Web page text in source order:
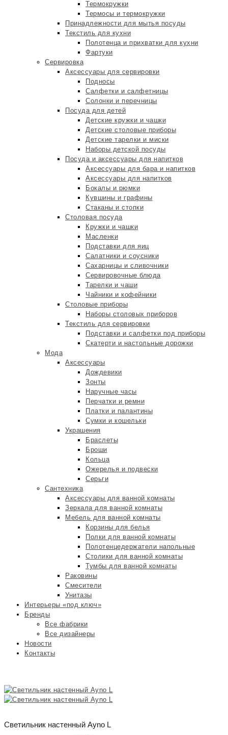
Термокружки
Термосы и термокружки
Принадлежности для мытья посуды
Текстиль для кухни
Полотенца и прихватки для кухни
Фартуки
Сервировка
Аксессуары для сервировки
Подносы
Салфетки и салфетницы
Солонки и перечницы
Посуда для детей
Детские кружки и чашки
Детские столовые приборы
Детские тарелки и миски
Наборы детской посуды
Посуда и аксессуары для напитков
Аксессуары для бара и напитков
Аксессуары для напитков
Бокалы и рюмки
Кувшины и графины
Стаканы и стопки
Столовая посуда
Кружки и чашки
Масленки
Подставки для яиц
Салатники и соусники
Сахарницы и сливочники
Сервировочные блюда
Тарелки и чаши
Чайники и кофейники
Столовые приборы
Наборы столовых приборов
Текстиль для сервировки
Подставки и салфетки под приборы
Скатерти и настольные дорожки
Мода
Аксессуары
Дождевики
Зонты
Наручные часы
Перчатки и ремни
Платки и палантины
Сумки и кошельки
Украшения
Браслеты
Броши
Кольца
Ожерелья и подвески
Серьги
Сантехника
Аксессуары для ванной комнаты
Зеркала для ванной комнаты
Мебель для ванной комнаты
Корзины для белья
Полки для ванной комнаты
Полотенцедержатели напольные
Столики для ванной комнаты
Тумбы для ванной комнаты
Раковины
Смесители
Унитазы
Интерьеры «под ключ»
Бренды
Все фабрики
Все дизайнеры
Новости
Контакты
Светильник настенный Ayno L